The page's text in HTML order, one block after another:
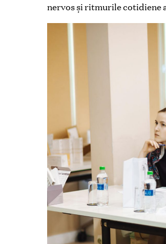
nervos şi ritmurile cotidiene